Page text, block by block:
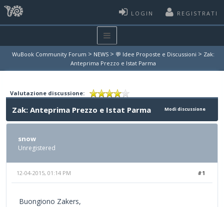
LOGIN REGISTRATI
WuBook Community Forum > NEWS > 💬 Idee Proposte e Discussioni > Zak:
Anteprima Prezzo e Istat Parma
Valutazione discussione:
Modi discussione
Zak: Anteprima Prezzo e Istat Parma
snow
Unregistered
#1
12-04-2015, 01:14 PM
Buongiono Zakers,